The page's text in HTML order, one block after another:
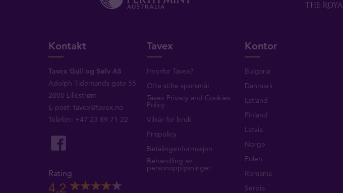
Kontakt
Tavex Gull og Sølv AS
Adolph Tidemands gate 55
2000 Lillestrøm
E-post:tavex@tavex.no
Telefon: +47 23 89 71 22
Rating
4,2
Tavex
Hvorfor Tavex?
Ofte stilte spørsmål
Tavex Privacy and Cookies
Policy
Vilkår for bruk
Prispolicy
Betalingsinformasjon
Behandling av
personopplysninger
Kontor
Bulgaria
Danmark
Estland
Finland
Latvia
Norge
Polen
Romania
Serbia